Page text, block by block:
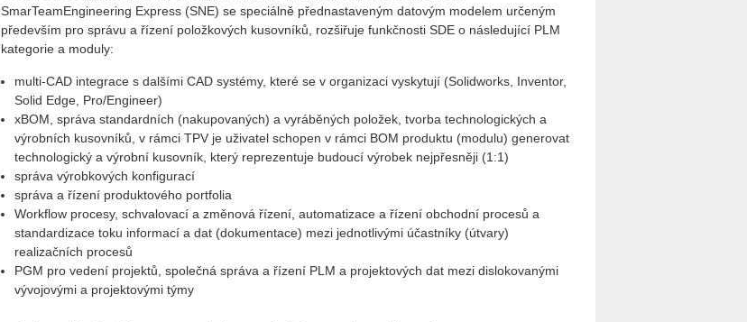
SmarTeamEngineering Express (SNE) se speciálně přednastaveným datovým modelem určeným
především pro správu a řízení položkových kusovníků, rozšiřuje funkčnosti SDE o následující PLM
kategorie a moduly:
multi-CAD integrace s dalšími CAD systémy, které se v organizaci vyskytují (Solidworks, Inventor,
Solid Edge, Pro/Engineer)
xBOM, správa standardních (nakupovaných) a vyráběných položek, tvorba technologických a
výrobních kusovníků, v rámci TPV je uživatel schopen v rámci BOM produktu (modulu) generovat
technologický a výrobní kusovník, který reprezentuje budoucí výrobek nejpřesněji (1:1)
správa výrobkových konfigurací
správa a řízení produktového portfolia
Workflow procesy, schvalovací a změnová řízení, automatizace a řízení obchodní procesů a
standardizace toku informací a dat (dokumentace) mezi jednotlivými účastníky (útvary)
realizačních procesů
PGM pro vedení projektů, společná správa a řízení PLM a projektových dat mezi dislokovanými
vývojovými a projektovými týmy